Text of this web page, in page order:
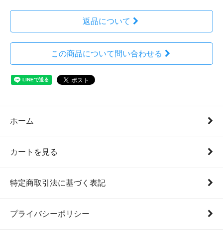
返品について
この商品について問い合わせる
ホーム
カートを見る
特定商取引法に基づく表記
プライバシーポリシー